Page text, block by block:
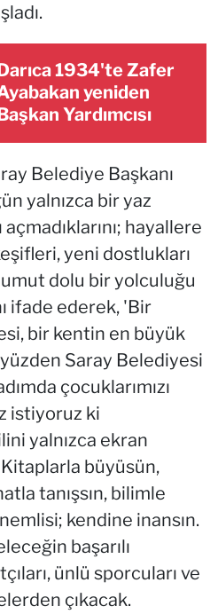
1934'te Zafer
yeniden
Yardımcısı
Belediye Başkanı
yalnızca bir yaz
hayallere
yeni dostlukları
dolu bir yolculuğu
ifade ederek, 'Bir
bir kentin en büyük
Saray Belediyesi
çocuklarımızı
istiyoruz ki
yalnızca ekran
büyüsün,
tanışsın, bilimle
kendine inansın.
başarılı
ünlü sporcuları ve
çıkacak.